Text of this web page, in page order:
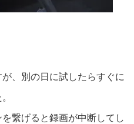
、別の日に試したらすぐに
繋げると録画が中断してし